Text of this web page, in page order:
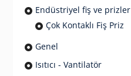
Endüstriyel fiş ve prizler
Çok Kontaklı Fiş Priz
Genel
Isıtıcı - Vantilatör